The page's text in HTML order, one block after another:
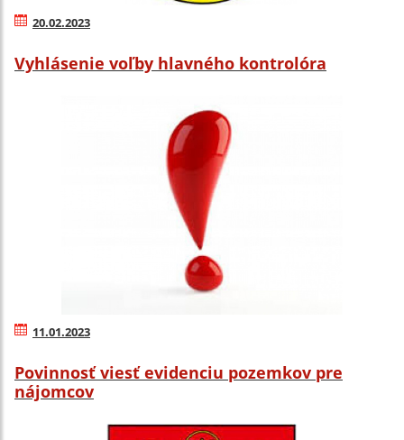
20.02.2023
Vyhlásenie voľby hlavného kontrolóra
11.01.2023
Povinnosť viesť evidenciu pozemkov pre
nájomcov